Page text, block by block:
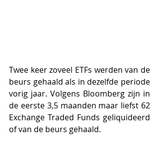
Twee keer zoveel ETFs werden van de
beurs gehaald als in dezelfde periode
vorig jaar. Volgens Bloomberg zijn in
de eerste 3,5 maanden maar liefst 62
Exchange Traded Funds geliquideerd
of van de beurs gehaald.